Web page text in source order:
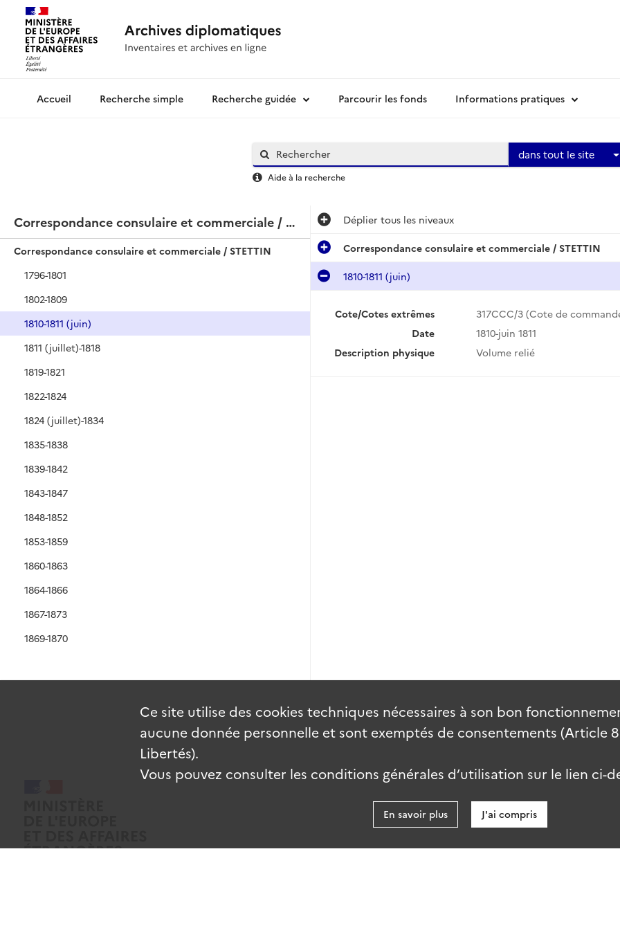
Archives diplomatiquesRecherche simple Recherche guidée Parcourir les fonds Informations pratiques
dans tout le site
Aide à la recherche
Correspondance consulaire et commerciale / STETTIN
Correspondance consulaire et commerciale / STETTIN
1796-1801
1802-1809
1810-1811 (juin)
1811 (juillet)-1818
1819-1821
1822-1824
1824 (juillet)-1834
1835-1838
1839-1842
1843-1847
1848-1852
1853-1859
1860-1863
1864-1866
1867-1873
1869-1870
Déplier tous les niveaux
Correspondance consulaire et commerciale / STETTIN
1810-1811 (juin)
Cote/Cotes extrêmes
317CCC/3 (Cote de
Date
1810-juin 1811
Description physique
Volume relié
Ce site utilise des cookies techniques nécessaires à son bon
aucune donnée personnelle et sont exemptés de consentements (Article
Libertés).
Vous pouvez consulter les conditions générales d’utilisation sur le lien ci-
En savoir plus J'ai compris